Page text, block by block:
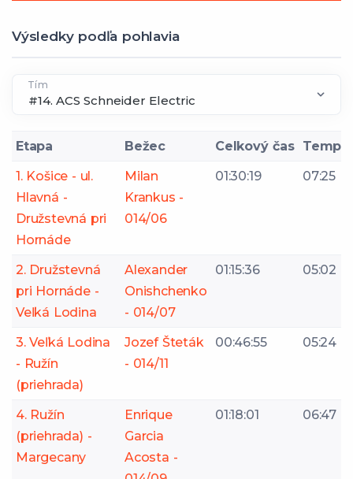
Výsledky podľa pohlavia
Tím
Etapa Bežec Celkový čas Tempo
1. Košice - ul.
Hlavná -
Družstevná pri
Hornáde
Milan
Krankus -
014/06
01:30:19 07:25
2. Družstevná
pri Hornáde -
Veľká Lodina
Alexander
Onishchenko
- 014/07
01:15:36 05:02
3. Veľká Lodina
- Ružín
(priehrada)
Jozef Šteták
- 014/11
00:46:55 05:24
4. Ružín
(priehrada) -
Margecany
Enrique
Garcia
Acosta -
01:18:01 06:47